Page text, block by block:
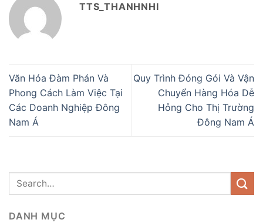
TTS_THANHNHI
Văn Hóa Đàm Phán Và
Phong Cách Làm Việc Tại
Các Doanh Nghiệp Đông
Nam Á
Quy Trình Đóng Gói Và Vận
Chuyển Hàng Hóa Dễ
Hỏng Cho Thị Trường
Đông Nam Á
DANH MỤC